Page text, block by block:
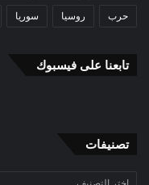
حرب روسيا سوريا
تابعنا على فيسبوك
تصنيفات
تصنيفات